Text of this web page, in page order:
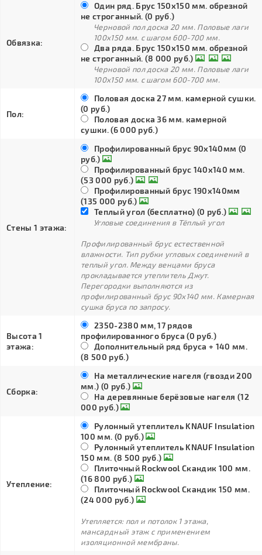
Обвязка:
Один ряд. Брус 150х150 мм. обрезной
не строганный. (0 руб.)
Черновой пол доска 20 мм. Половые лаги
100х150 мм. с шагом 600-700 мм.
Два ряда. Брус 150х150 мм. обрезной
не строганный. (8 000 руб.)
Черновой пол доска 20 мм. Половые лаги
100х150 мм. с шагом 600-700 мм.
Пол:
Половая доска 27 мм. камерной сушки.
(0 руб.)
Половая доска 36 мм. камерной
сушки. (6 000 руб.)
Стены 1 этажа:
Профилированный брус 90х140мм (0
руб.)
Профилированный брус 140х140 мм.
(53 000 руб.)
Профилированный брус 190х140мм
(135 000 руб.)
Теплый угол (бесплатно) (0 руб.)
Угловые соединения в Тёплый угол
Профилированный брус естественной
влажности. Тип рубки угловых соединений в
теплый угол. Между венцами бруса
прокладывается утеплитель Джут.
Перегородки выполняются из
профилированный брус 90х140 мм. Камерная
сушка бруса по запросу.
Высота 1
этажа:
2350-2380 мм, 17 рядов
профилированного бруса (0 руб.)
Дополнительный ряд бруса + 140 мм.
(8 500 руб.)
Сборка:
На металлические нагеля (гвозди 200
мм.) (0 руб.)
На деревянные берёзовые нагеля (12
000 руб.)
Утепление:
Рулонный утеплитель KNAUF Insulation
100 мм. (0 руб.)
Рулонный утеплитель KNAUF Insulation
150 мм. (8 500 руб.)
Плиточный Rockwool Скандик 100 мм.
(16 800 руб.)
Плиточный Rockwool Скандик 150 мм.
(24 000 руб.)
Утепляется: пол и потолок 1 этажа,
мансардный этаж с применением
изоляционной мембраны.